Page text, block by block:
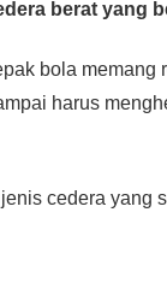
n
k
berat yang
bola
harus
cedera yang